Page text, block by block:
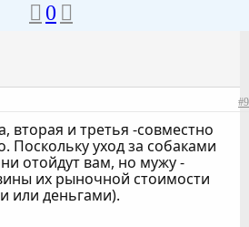
0
#9
вторая и третья -совместно
Поскольку уход за собаками
отойдут вам, но мужу -
их рыночной стоимости
или деньгами).